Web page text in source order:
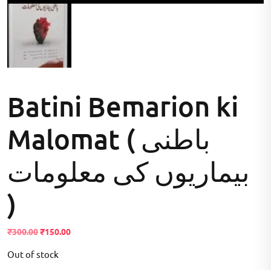
Batini Bemarion ki
Malomat ( باطنی
بیماریوں کی معلومات
)
₹300.00Original
was:
₹150.00Current
Out of stock